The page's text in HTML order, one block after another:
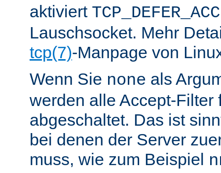
aktiviert
Lauschsocket. Mehr
tcp(7)-Manpage von
Wenn Sie none als
werden alle Accept-Filter
abgeschaltet. Das ist
bei denen der Server
muss, wie zum Beispiel